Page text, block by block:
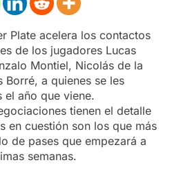
Plate acelera los contactos
de los jugadores Lucas
Montiel, Nicolás de la
Borré, a quienes se les
el año que viene.
tienen el detalle
en cuestión son los que más
de pases que empezará a
semanas.